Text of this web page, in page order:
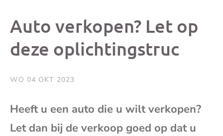
bericht
Auto verkopen? Let op
deze oplichtingstruc
WO 04 OKT 2023
Heeft u een auto die u wilt verkopen?
Let dan bij de verkoop goed op dat u